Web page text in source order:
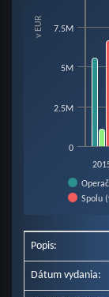
The chart has 1 Y
v EUR
Spolu
0
2.5M
5M
7.5M
Popis:
Dátum vydania: